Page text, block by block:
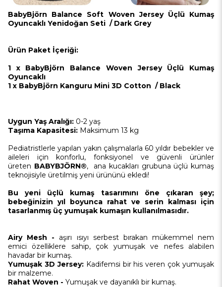
BabyBjörn Balance Soft Woven Jersey Üçlü Kumaş
Oyuncaklı Yenidoğan Seti / Dark Grey
Ürün Paket İçeriği:
1 x BabyBjörn Balance Woven Jersey Üçlü Kumaş
Oyuncaklı
1 x BabyBjörn Kanguru Mini 3D Cotton / Black
Uygun Yaş Aralığı: 0-2 yaş
Taşıma Kapasitesi: Maksimum 13 kg
Pediatristlerle yapılan yakın çalışmalarla 60 yıldır bebekler ve
aileleri için konforlu, fonksiyonel ve güvenli ürünler
üreten BABYBJÖRN®,
ana kucakları grubuna üçlü kumaş
teknojisiyle üretilmiş yeni ürününü ekledi!
Bu yeni üçlü kumaş tasarımınıöne çıkaran şey;
bebeğinizin yıl boyunca rahat ve serin kalması için
tasarlanmış üç yumuşak kumaşın kullanılmasıdır.
Airy Mesh - aşırı ısıyı serbest bırakan mükemmel nem
emici özelliklere sahip, çok yumuşak ve nefes alabilen
havadar bir kumaş.
Yumuşak 3D Jersey: Kadifemsi bir his veren çok yumuşak
bir malzeme.
Rahat Woven - Yumuşak ve dayanıklı bir kumaş.